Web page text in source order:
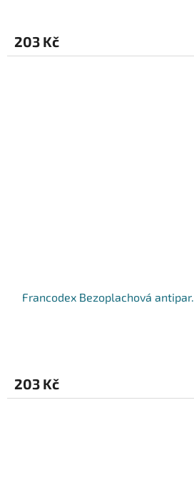
203 Kč
Francodex Bezoplachová
203 Kč